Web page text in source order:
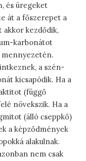
és üregeket
át a főszerepet a
akkor kezdődik,
karbonátot
a szén-
kicsapódik. Ha a
(függő
növekszik. Ha a
(álló cseppkő)
a képződmények
alakulnak.
nem csak